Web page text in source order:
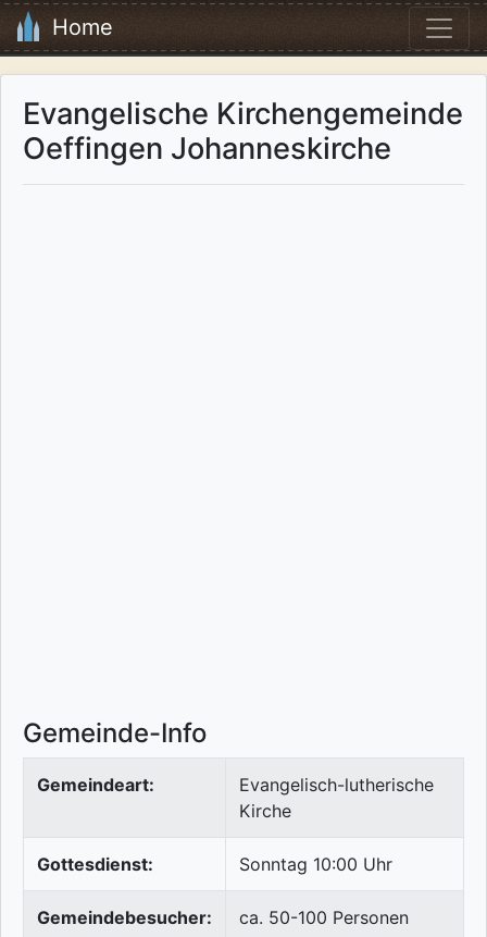
Home
Evangelische Kirchengemeinde
Oeffingen Johanneskirche
Gemeinde-Info
Gemeindeart:
Evangelisch-lutherische
Kirche
Gottesdienst: Sonntag 10:00 Uhr
Gemeindebesucher: ca. 50-100 Personen